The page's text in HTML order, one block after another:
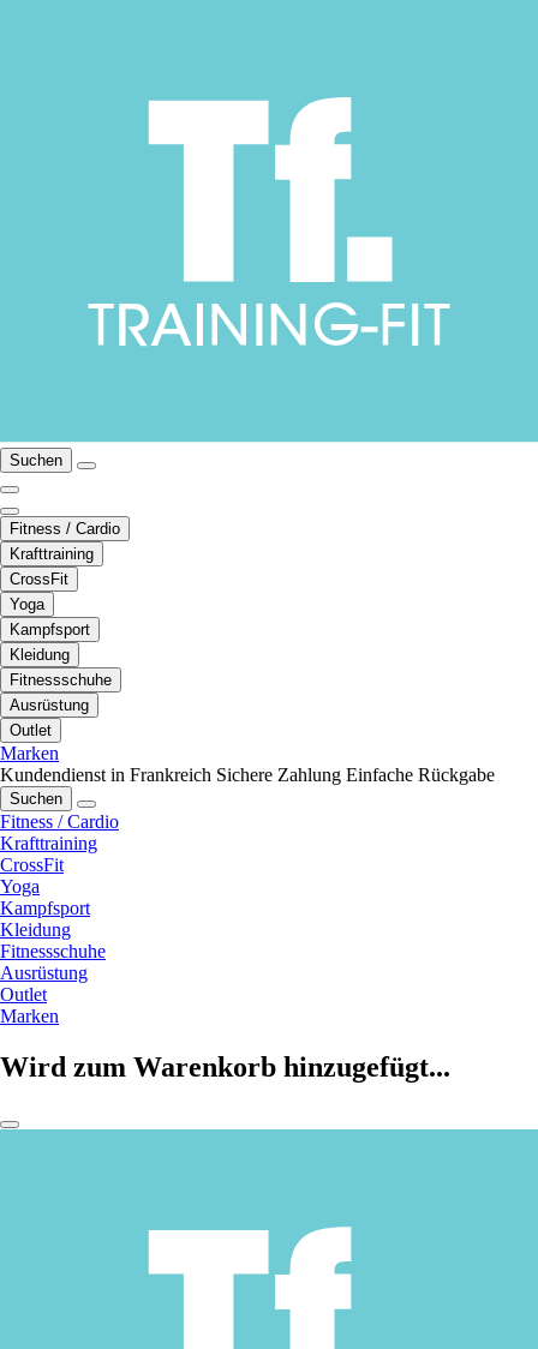
Suchen
Fitness / Cardio
Krafttraining
CrossFit
Yoga
Kampfsport
Kleidung
Fitnessschuhe
Ausrüstung
Outlet
Marken
Kundendienst in Frankreich Sichere Zahlung Einfache Rückgabe
Suchen
Fitness / Cardio
Krafttraining
CrossFit
Yoga
Kampfsport
Kleidung
Fitnessschuhe
Ausrüstung
Outlet
Marken
Wird zum Warenkorb hinzugefügt...